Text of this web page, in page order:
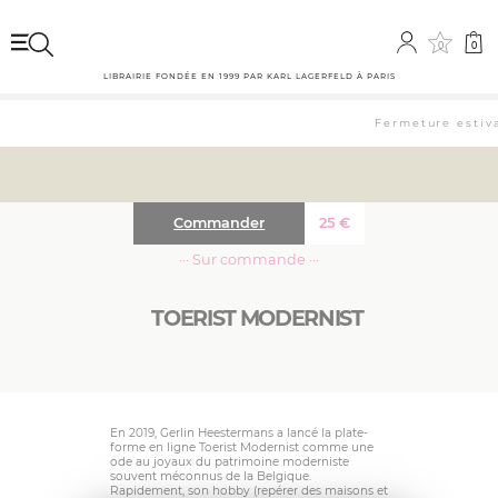
0 0
LIBRAIRIE FONDÉE EN 1999 PAR KARL LAGERFELD À PARIS
Fermeture
TOERIST MODERNIST
25 €
Commander
··· Sur commande ···
En 2019, Gerlin Heestermans a lancé la plate-
forme en ligne Toerist Modernist comme une
ode au joyaux du patrimoine moderniste
souvent méconnus de la Belgique.
Rapidement, son hobby (repérer des maisons et